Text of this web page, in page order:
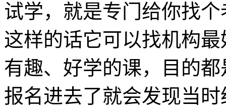
试学，就是专门给你找
这样的话它可以找机构
有趣、好学的课，目的
报名进去了就会发现当